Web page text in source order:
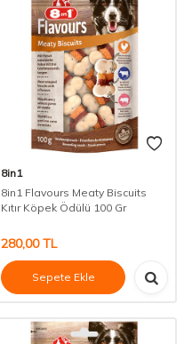
8in1
8in1 Flavours Meaty Biscuits
Kıtır Köpek Ödülü 100 Gr
280,00TL
Sepete Ekle